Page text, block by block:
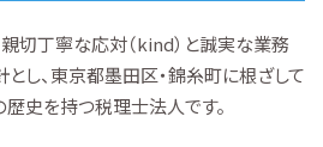
親切丁寧な応対（kind）と誠実な業務
し、東京都墨田区・錦糸町に根ざして
史を持つ税理士法人です。